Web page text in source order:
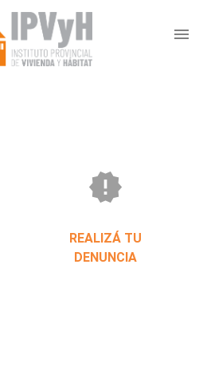
menu
new_releases
REALIZÁ TU
DENUNCIA